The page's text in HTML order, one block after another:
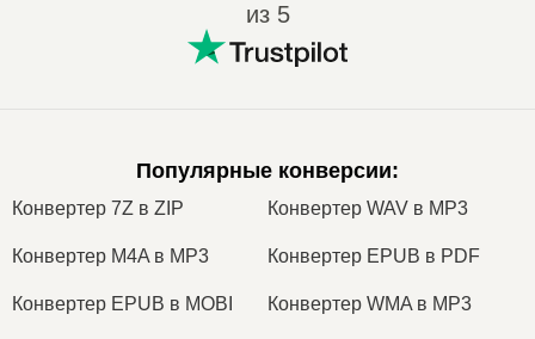
из 5
Популярные конверсии:
Конвертер 7Z в ZIP Конвертер WAV в MP3
Конвертер M4A в MP3 Конвертер EPUB в PDF
Конвертер EPUB в MOBI Конвертер WMA в MP3